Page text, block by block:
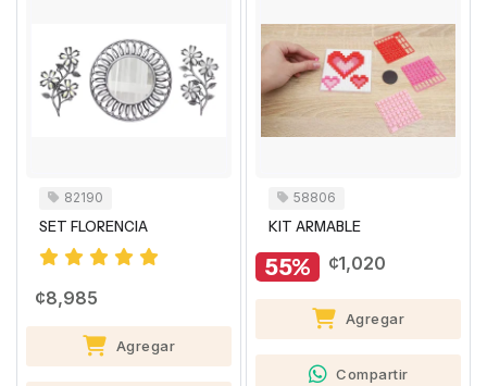
82190
SET FLORENCIA
¢8,985
Agregar
58806
KIT ARMABLE
55% ¢1,020
Agregar
Compartir